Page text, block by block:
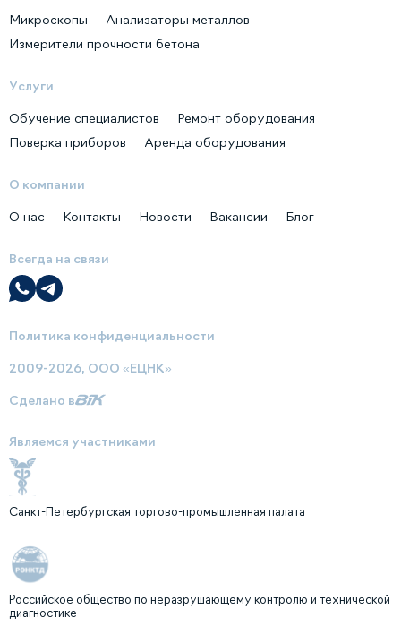
Микроскопы
Анализаторы металлов
Измерители прочности бетона
Услуги
Обучение специалистов
Ремонт оборудования
Поверка приборов
Аренда оборудования
О компании
О нас Контакты Новости Вакансии Блог
Всегда на связи
Политика конфиденциальности
2009-2026, ООО «ЕЦНК»
Сделано в
Являемся участниками
Санкт-Петербургская торгово-промышленная палата
Российское общество по неразрушающему контролю и технической
диагностике